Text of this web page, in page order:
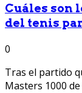
Cuáles son
del tenis
0
Tras el partido
Masters 1000 de